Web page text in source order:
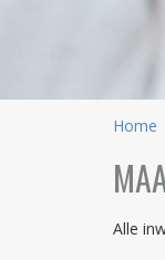
Home
Alle